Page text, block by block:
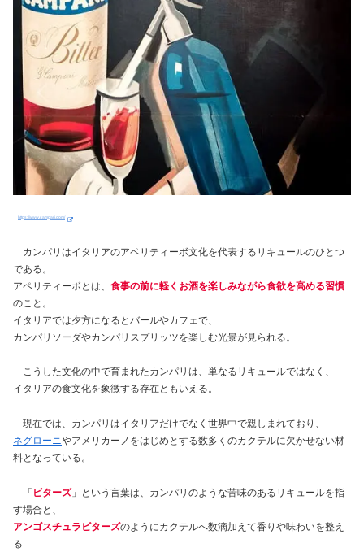
https://www.campari.com/
カンパリはイタリアのアペリティーボ文化を代表するリキュールのひとつ
である。
アペリティーボとは、 食事の前に軽くお酒を楽しみながら食欲を高める習慣
のこと。
イタリアでは夕方になるとバールやカフェで、
カンパリソーダやカンパリスプリッツを楽しむ光景が見られる。
こうした文化の中で育まれたカンパリは、単なるリキュールではなく、
イタリアの食文化を象徴する存在ともいえる。
現在では、カンパリはイタリアだけでなく世界中で親しまれており、
ネグローニやアメリカーノをはじめとする数多くのカクテルに欠かせない材
料となっている。
「 ビターズ」という言葉は、カンパリのような苦味のあるリキュールを指
す場合と、
アンゴスチュラビターズのようにカクテルへ数滴加えて香りや味わいを整え
る